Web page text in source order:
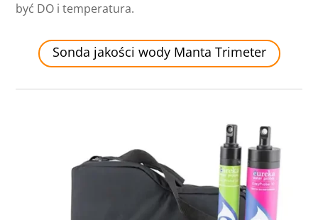
być DO i temperatura.
Sonda jakości wody Manta Trimeter